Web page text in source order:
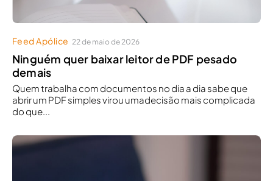
Feed Apólice 22 de maio de 2026
Ninguém quer baixar leitor de PDF pesado
demais
Quem trabalha com documentos no dia a dia sabe que
abrir um PDF simples virou umadecisão mais complicada
do que...